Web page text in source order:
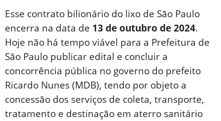
Esse contrato bilionário do lixo de São Paulo
encerra na data de 13 de outubro de 2024.
Hoje não há tempo viável para a Prefeitura de
São Paulo publicar edital e concluir a
concorrência pública no governo do prefeito
Ricardo Nunes (MDB), tendo por objeto a
concessão dos serviços de coleta, transporte,
tratamento e destinação em aterro sanitário